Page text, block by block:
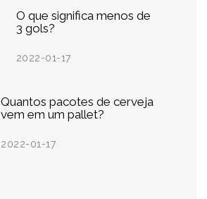
O que significa menos de
3 gols?
2022-01-17
Quantos pacotes de cerveja
vem em um pallet?
2022-01-17